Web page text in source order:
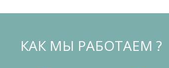
КАК МЫ РАБОТАЕМ ?